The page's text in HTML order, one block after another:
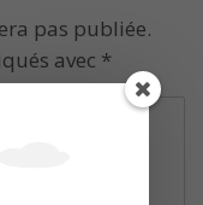
pas publiée.
avec *